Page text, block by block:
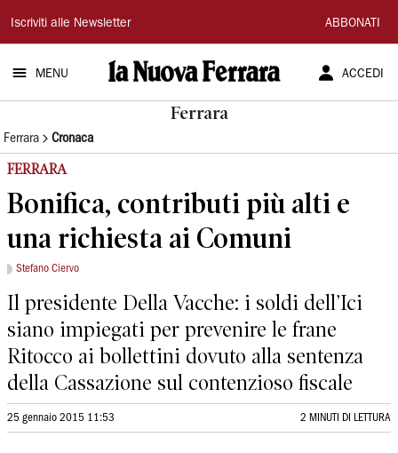
La
Nuova
Ferrara
Iscriviti alle Newsletter ABBONATI
MENU ACCEDI
Ferrara
Ferrara Cronaca
FERRARA
Bonifica, contributi più alti e
una richiesta ai Comuni
Stefano Ciervo
Il presidente Della Vacche: i soldi dell’Ici
siano impiegati per prevenire le frane
Ritocco ai bollettini dovuto alla sentenza
della Cassazione sul contenzioso fiscale
25 gennaio 2015 11:53 2 MINUTI DI LETTURA